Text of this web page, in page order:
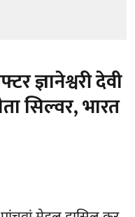
ज्ञानेश्वरी देवी
सिल्वर, भारत